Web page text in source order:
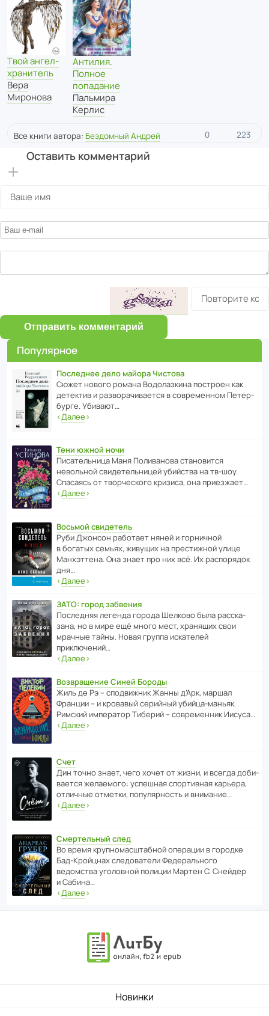
Твой ангел-
хранитель
Вера
Миронова
Антилия.
Полное
попадание
Пальмира
Керлис
Все книги автора: Бездомный Андрей 0 223
Оставить комментарий
Отправить комментарий
Популярное
Последнее дело майора Чистова
Сюжет нового романа Водо­ла­з­кина пост­роен как
дете­ктив и разво­ра­чи­ва­ется в совре­менном Пете­р­
бурге. Убивают…
‹Далее›
Тени южной ночи
Писа­тель­ница Маня Поли­ва­нова стано­вится
невольной свиде­тель­ницей убийства на тв-шоу.
Спасаясь от твор­че­с­кого кризиса, она приезжает…
‹Далее›
Восьмой свидетель
Руби Джонсон рабо­тает няней и горни­чной
в богатых семьях, живущих на прес­ти­жной улице
Манх­эт­тена. Она знает про них всё. Их распо­рядок
дня…
‹Далее›
ЗАТО: город забвения
После­дняя легенда города Шелково была расска­
зана, но в мире ещё много мест, хранящих свои
мрачные тайны. Новая группа иска­телей
приключений…
‹Далее›
Возвращение Синей Бороды
Жиль де Рэ – спод­ви­жник Жанны д’Арк, маршал
Франции – и кровавый серийный убийца-маньяк.
Римский импе­ратор Тиберий – совре­менник Иисуса…
‹Далее›
Счет
Дин точно знает, чего хочет от жизни, и всегда доби­
ва­ется жела­е­мого: успе­шная спор­ти­вная карьера,
отли­чные отметки, попу­ля­р­ность и внимание…
‹Далее›
Смертельный след
Во время круп­но­мас­ш­та­бной операции в городке
Бад‑Крой­цнах следо­ва­тели Феде­раль­ного
ведомства уголо­вной полиции Мартен С. Снейдер
и Сабина…
‹Далее›
Новинки